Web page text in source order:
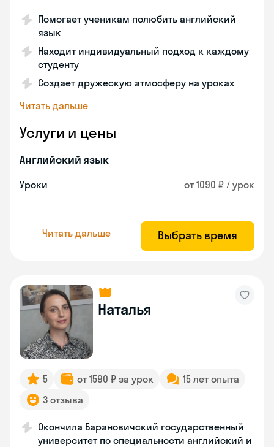
Помогает ученикам полюбить английский
язык
Находит индивидуальный подход к каждому
студенту
Создает дружескую атмосферу на уроках
Читать дальше
Услуги и цены
Английский язык
Уроки от 1090 ₽ / урок
Читать дальше Выбрать время
Наталья
5 от 1590 ₽ за урок
15 лет опыта
3 отзыва
Окончила Барановичский государственный
университет по специальности английский и